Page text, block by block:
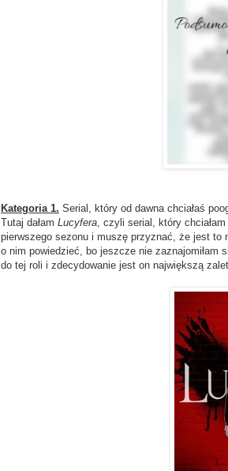
Kategoria 1. Serial, który od dawna chciałaś
Tutaj dałam Lucyfera, czyli serial, który
pierwszego sezonu i muszę przyznać, że jest
o nim powiedzieć, bo jeszcze nie zaznajomiłam
do tej roli i zdecydowanie jest on największą